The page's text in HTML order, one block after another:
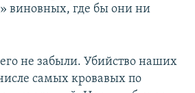
виновных, где бы они ни
не забыли. Убийство наших
самых кровавых по